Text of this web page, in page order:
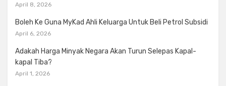
April 8, 2026
Boleh Ke Guna MyKad Ahli Keluarga Untuk Beli Petrol Subsidi
April 6, 2026
Adakah Harga Minyak Negara Akan Turun Selepas Kapal-
kapal Tiba?
April 1, 2026